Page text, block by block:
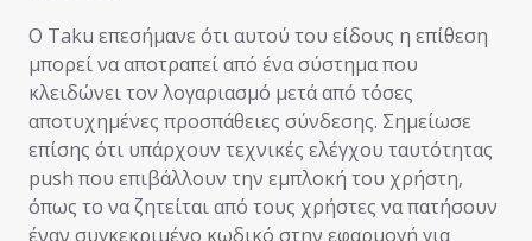
Ο Taku επεσήμανε ότι αυτού του είδους η επίθεση
μπορεί να αποτραπεί από ένα σύστημα που
κλειδώνει τον λογαριασμό μετά από τόσες
αποτυχημένες προσπάθειες σύνδεσης. Σημείωσε
επίσης ότι υπάρχουν τεχνικές ελέγχου ταυτότητας
push που επιβάλλουν την εμπλοκή του χρήστη,
όπως το να ζητείται από τους χρήστες να πατήσουν
έναν συγκεκριμένο κωδικό στην εφαρμογή για